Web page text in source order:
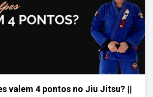
valem 4 pontos no Jiu Jitsu? ||